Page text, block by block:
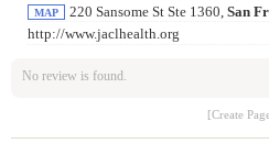
MAP 220 Sansome St Ste 1360, San
http://www.jaclhealth.org
No review is found.
[Create